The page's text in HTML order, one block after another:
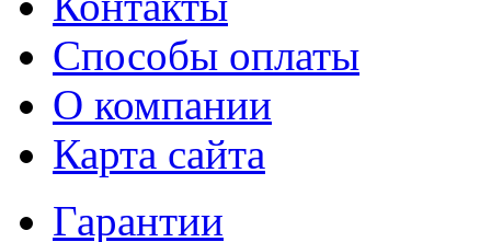
Способы оплаты
О компании
Карта сайта
Гарантии